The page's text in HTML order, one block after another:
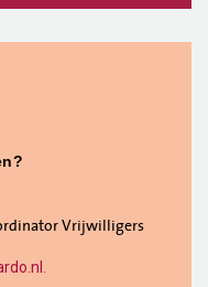
Vrijwilligers